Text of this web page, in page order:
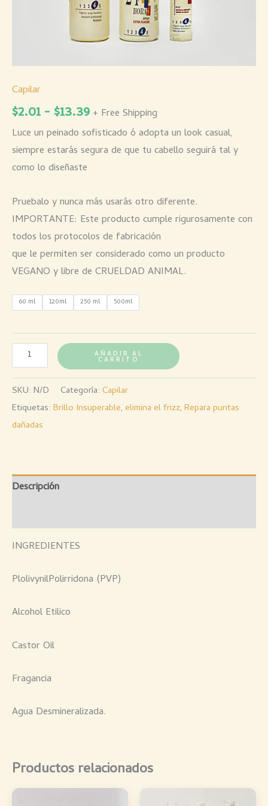
Capilar
$2.01-$13.39 + Free Shipping
Luce un peinado sofisticado ó adopta un look casual,
siempre estarás segura de que tu cabello seguirá tal y
como lo diseñaste
Pruebalo y nunca más usarás otro diferente.
IMPORTANTE: Este producto cumple rigurosamente con
todos los protocolos de fabricación
que le permiten ser considerado como un producto
VEGANO y libre de CRUELDAD ANIMAL.
60 ml 120ml 250 ml 500ml
AÑADIR AL
CARRITO
SKU: N/D Categoría: Capilar
Etiquetas: Brillo Insuperable, elimina el frizz, Repara puntas
dañadas
Descripción
INGREDIENTES
PlolivynilPolirridona (PVP)
Alcohol Etilico
Castor Oil
Fragancia
Agua Desmineralizada.
Productos relacionados